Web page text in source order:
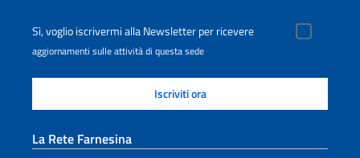
Sì, voglio iscrivermi alla Newsletter per ricevere
aggiornamenti sulle attività di questa sede
La Rete Farnesina